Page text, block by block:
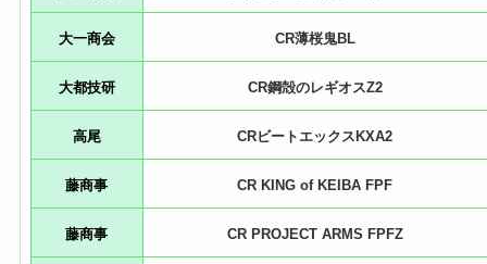
大一商会 CR薄桜鬼BL
大都技研 CR鋼殻のレギオスZ2
高尾 CRビートエックスKXA2
藤商事 CR KING of KEIBA FPF
藤商事 CR PROJECT ARMS FPFZ